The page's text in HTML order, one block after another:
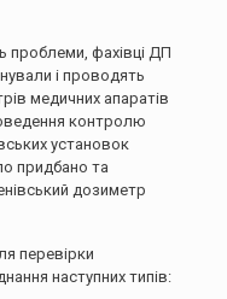
проблеми, фахівці ДП
і проводять
медичних апаратів
контролю
установок
придбано та
дозиметр
перевірки
наступних типів: